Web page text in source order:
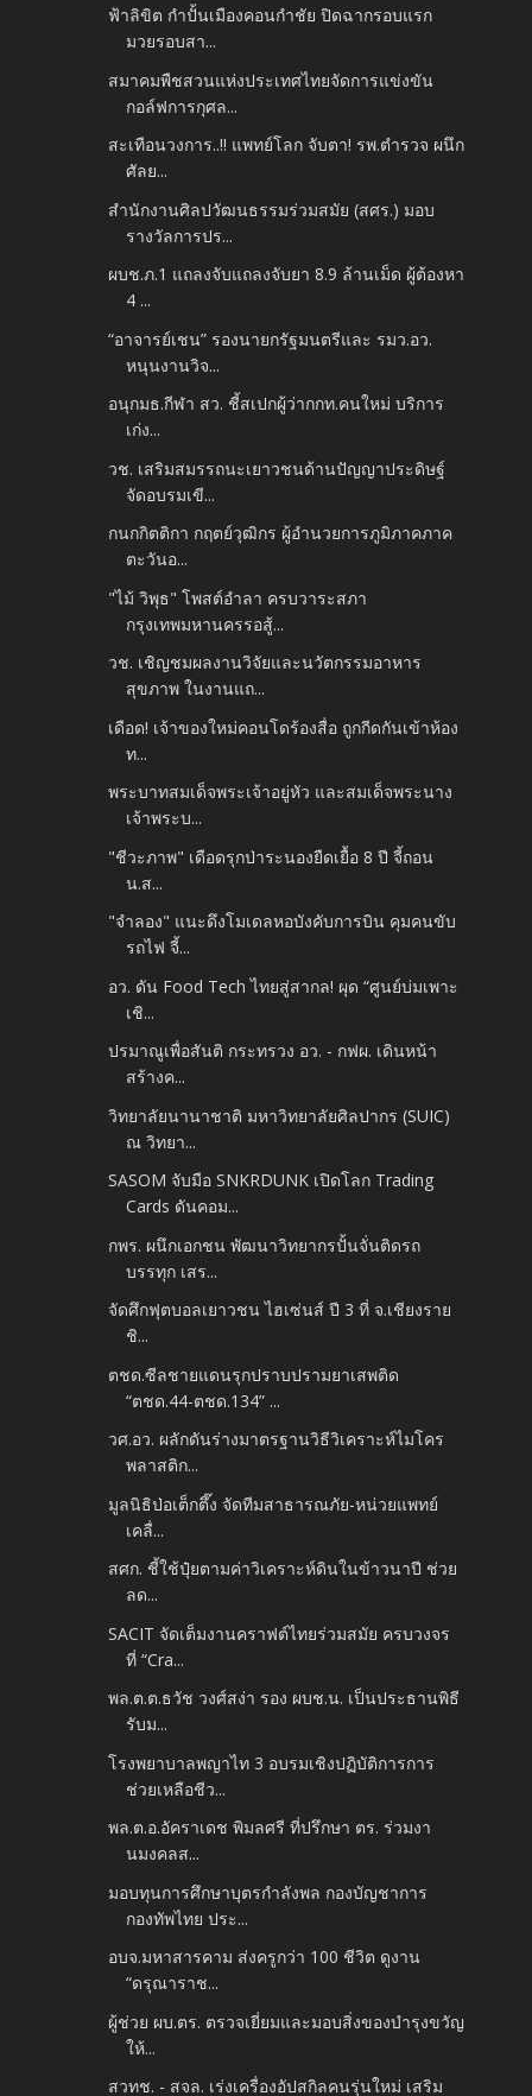
ฟ้าลิขิต กำปั้นเมืองคอนกำชัย ปิดฉากรอบแรก
มวยรอบสา...
สมาคมพืชสวนแห่งประเทศไทยจัดการแข่งขัน
กอล์ฟการกุศล...
สะเทือนวงการ..!! แพทย์โลก จับตา! รพ.ตำรวจ ผนึก
ศัลย...
สำนักงานศิลปวัฒนธรรมร่วมสมัย (สศร.) มอบ
รางวัลการปร...
ผบช.ภ.1 แถลงจับแถลงจับยา 8.9 ล้านเม็ด ผู้ต้องหา
4 ...
“อาจารย์เชน” รองนายกรัฐมนตรีและ รมว.อว.
หนุนงานวิจ...
อนุกมธ.กีฬา สว. ชี้สเปกผู้ว่ากกท.คนใหม่ บริการ
เก่ง...
วช. เสริมสมรรถนะเยาวชนด้านปัญญาประดิษฐ์
จัดอบรมเขี...
กนกกิตติกา กฤตย์วุฒิกร ผู้อำนวยการภูมิภาคภาค
ตะวันอ...
"ไม้ วิพุธ" โพสต์อำลา ครบวาระสภา
กรุงเทพมหานครรอสู้...
วช. เชิญชมผลงานวิจัยและนวัตกรรมอาหาร
สุขภาพ ในงานแถ...
เดือด! เจ้าของใหม่คอนโดร้องสื่อ ถูกกีดกันเข้าห้อง
ท...
พระบาทสมเด็จพระเจ้าอยู่หัว และสมเด็จพระนาง
เจ้าพระบ...
"ชีวะภาพ" เดือดรุกป่าระนองยืดเยื้อ 8 ปี จี้ถอน
น.ส...
"จำลอง" แนะดึงโมเดลหอบังคับการบิน คุมคนขับ
รถไฟ จี้...
อว. ดัน Food Tech ไทยสู่สากล! ผุด “ศูนย์บ่มเพาะ
เชิ...
ปรมาณูเพื่อสันติ กระทรวง อว. - กฟผ. เดินหน้า
สร้างค...
วิทยาลัยนานาชาติ มหาวิทยาลัยศิลปากร (SUIC)
ณ วิทยา...
SASOM จับมือ SNKRDUNK เปิดโลก Trading
Cards ดันคอม...
กพร. ผนึกเอกชน พัฒนาวิทยากรปั้นจั่นติดรถ
บรรทุก เสร...
จัดศึกฟุตบอลเยาวชน ไฮเซ่นส์ ปี 3 ที่ จ.เชียงราย
ชิ...
ตชด.ซีลชายแดนรุกปราบปรามยาเสพติด
“ตชด.44-ตชด.134” ...
วศ.อว. ผลักดันร่างมาตรฐานวิธีวิเคราะห์ไมโคร
พลาสติก...
มูลนิธิป่อเต็กตึ๊ง จัดทีมสาธารณภัย-หน่วยแพทย์
เคลื่...
สศก. ชี้ใช้ปุ๋ยตามค่าวิเคราะห์ดินในข้าวนาปี ช่วย
ลด...
SACIT จัดเต็มงานคราฟต์ไทยร่วมสมัย ครบวงจร
ที่ “Cra...
พล.ต.ต.ธวัช วงศ์สง่า รอง ผบช.น. เป็นประธานพิธี
รับม...
โรงพยาบาลพญาไท 3 อบรมเชิงปฏิบัติการการ
ช่วยเหลือชีว...
พล.ต.อ.อัคราเดช พิมลศรี ที่ปรึกษา ตร. ร่วมงา
นมงคลส...
มอบทุนการศึกษาบุตรกำลังพล กองบัญชาการ
กองทัพไทย ประ...
อบจ.มหาสารคาม ส่งครูกว่า 100 ชีวิต ดูงาน
“ดรุณาราช...
ผู้ช่วย ผบ.ตร. ตรวจเยี่ยมและมอบสิ่งของบำรุงขวัญ
ให้...
สวทช. - สจล. เร่งเครื่องอัปสกิลคนรุ่นใหม่ เสริม